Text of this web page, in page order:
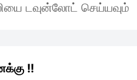
டவுன்லோட் செய்யவும்
!!